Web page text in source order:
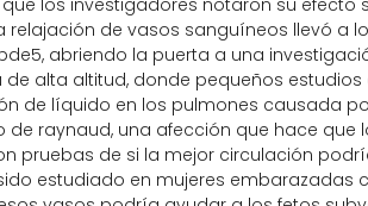
relajación de vasos sanguíneos llevó a
abriendo la puerta a una
alta altitud, donde pequeños
de líquido en los pulmones causada
de raynaud, una afección que hace
pruebas de si la mejor circulación
estudiado en mujeres embarazadas